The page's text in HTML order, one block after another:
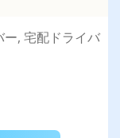
, 宅配ドライバ